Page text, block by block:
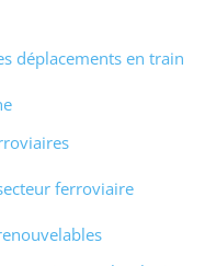
déplacements en train
ferroviaire